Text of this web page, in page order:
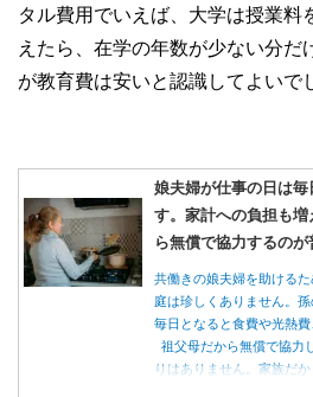
タル費用でいえば、大学は授業料
えたら、在学の年数が少ない分だ
が教育費は安いと認識してよいで
娘夫婦が仕事の日は毎
す。家計への負担も
ら無償で協力するのが
共働きの娘夫婦を助ける
庭は珍しくありません。
毎日となると食費や光熱
祖父母だから無償で協力
りはありません。家族だ